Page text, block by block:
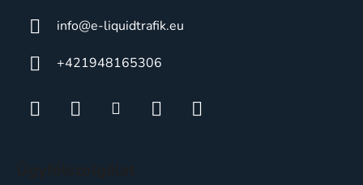
info@e-liquidtrafik.eu
+421948165306